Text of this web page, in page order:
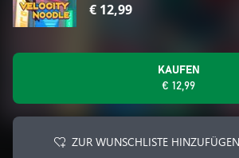
€ 12,99
KAUFEN
€ 12,99
ZUR WUNSCHLISTE HINZUFÜGEN